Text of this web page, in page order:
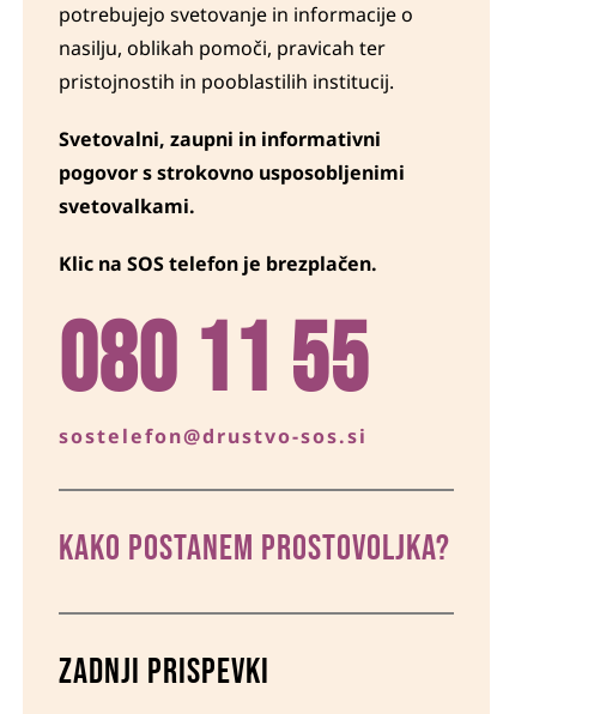
potrebujejo svetovanje in informacije o
nasilju, oblikah pomoči, pravicah ter
pristojnostih in pooblastilih institucij.
Svetovalni, zaupni in informativni
pogovor s strokovno usposobljenimi
svetovalkami.
Klic na SOS telefon je brezplačen.
080 11 55
sostelefon@drustvo-sos.si
KAKO POSTANEM prostovoljka?
Zadnji prispevki